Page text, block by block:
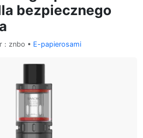
bezpiecznego
：znbo • E-papierosami